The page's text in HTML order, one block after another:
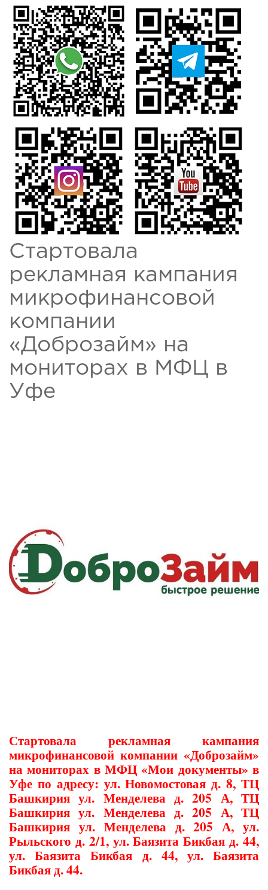
Стартовала
рекламная кампания
микрофинансовой
компании
«Доброзайм» на
мониторах в МФЦ в
Уфе
Стартовала рекламная кампания
микрофинансовой компании «Доброзайм»
на мониторах в МФЦ «Мои документы» в
Уфе по адресу: ул. Новомостовая д. 8, ТЦ
Башкирия ул. Менделева д. 205 А, ТЦ
Башкирия ул. Менделева д. 205 А, ТЦ
Башкирия ул. Менделева д. 205 А, ул.
Рыльского д. 2/1, ул. Баязита Бикбая д. 44,
ул. Баязита Бикбая д. 44, ул. Баязита
Бикбая д. 44.